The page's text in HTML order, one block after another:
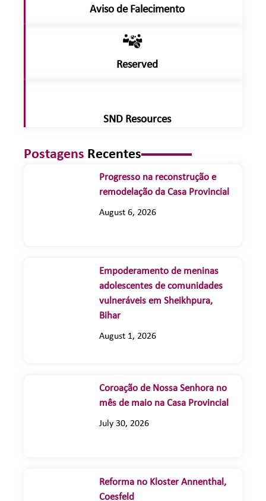
Aviso de Falecimento
Reserved
SND Resources
Postagens Recentes
Progresso na reconstrução e
remodelação da Casa Provincial
August 6, 2026
Empoderamento de meninas
adolescentes de comunidades
vulneráveis em Sheikhpura,
Bihar
August 1, 2026
Coroação de Nossa Senhora no
mês de maio na Casa Provincial
July 30, 2026
Reforma no Kloster Annenthal,
Coesfeld